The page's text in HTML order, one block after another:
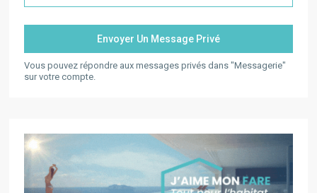
Vous pouvez répondre aux messages privés dans "Messagerie"
sur votre compte.